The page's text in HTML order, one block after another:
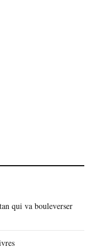
qui va bouleverser